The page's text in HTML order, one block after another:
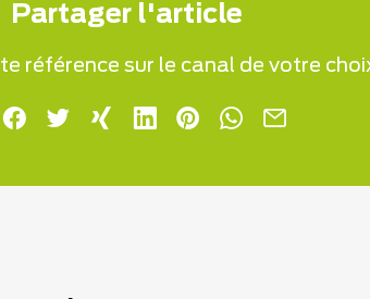
Partager l'article
référence sur le canal de votre